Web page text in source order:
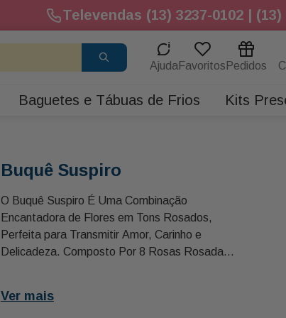
Televendas (13) 3237-0102 | (13)
Ajuda Favoritos Pedidos
Baguetes e Tábuas de Frios Kits
Buquê Suspiro
O Buquê Suspiro É Uma Combinação
Encantadora de Flores em Tons Rosados,
Perfeita para Transmitir Amor, Carinho e
Delicadeza. Composto Por 8 Rosas Rosadas,
Ganha Um Toque Natural e Elegante com
Ver mais